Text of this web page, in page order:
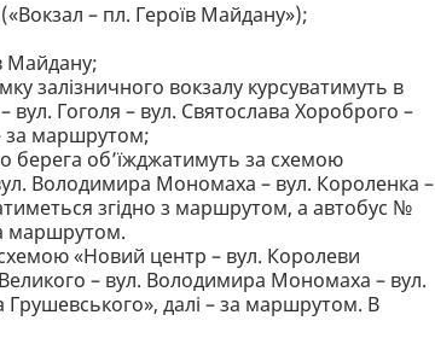
– пл. Героїв Майдану»);
Майдану;
залізничного вокзалу курсуватимуть в
Гоголя – вул. Святослава Хороброго –
за маршрутом;
об’їжджатимуть за схемою
Володимира Мономаха – вул. Короленка –
згідно з маршрутом, а автобус №
маршрутом.
«Новий центр – вул. Королеви
– вул. Володимира Мономаха – вул.
далі – за маршрутом. В